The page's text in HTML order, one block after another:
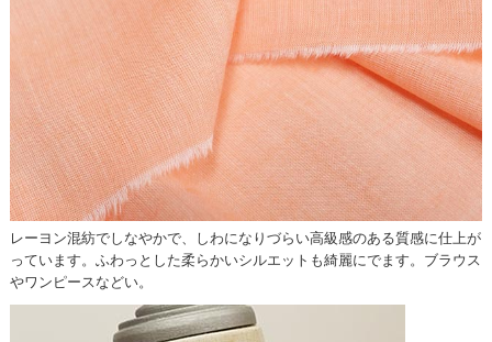
レーヨン混紡でしなやかで、しわになりづらい高級感のある質感に仕上が
っています。ふわっとした柔らかいシルエットも綺麗にでます。ブラウス
やワンピースなどい。